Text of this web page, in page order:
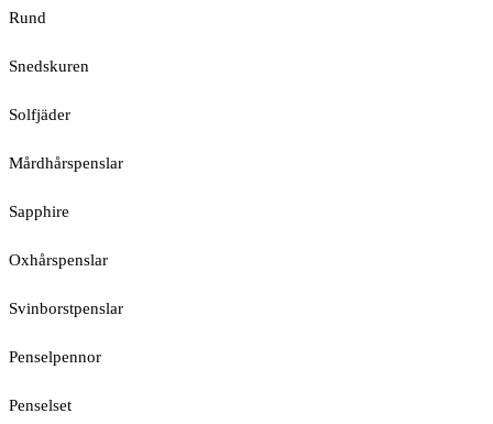
Rund
Snedskuren
Solfjäder
Mårdhårspenslar
Sapphire
Oxhårspenslar
Svinborstpenslar
Penselpennor
Penselset